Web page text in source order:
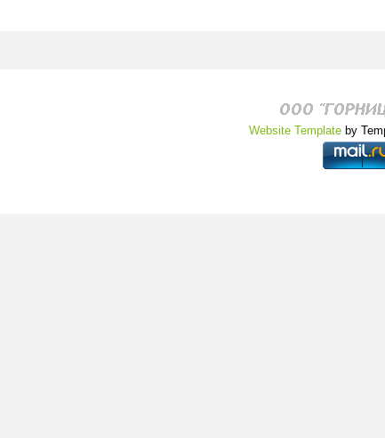
Website Template by